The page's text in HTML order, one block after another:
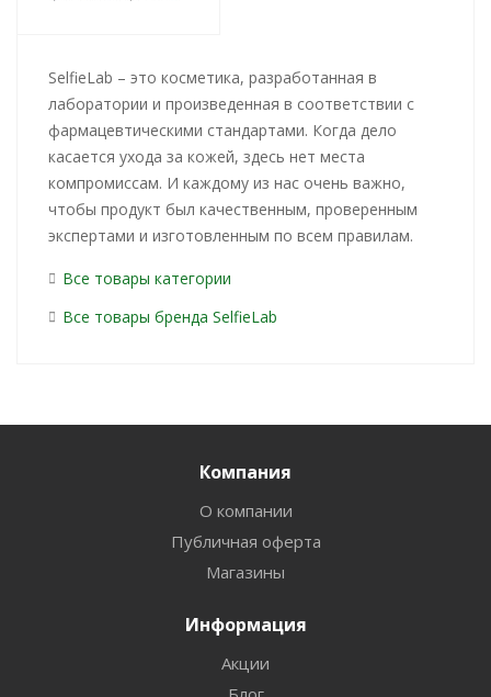
SelfieLab – это косметика, разработанная в
лаборатории и произведенная в соответствии с
фармацевтическими стандартами. Когда дело
касается ухода за кожей, здесь нет места
компромиссам. И каждому из нас очень важно,
чтобы продукт был качественным, проверенным
экспертами и изготовленным по всем правилам.
Все товары категории
Все товары бренда SelfieLab
Компания
О компании
Публичная оферта
Магазины
Информация
Акции